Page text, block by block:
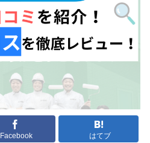
Facebook はてブ